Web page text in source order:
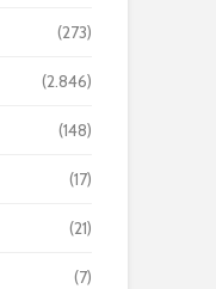
(273)
(2.846)
(148)
(17)
(21)
(7)